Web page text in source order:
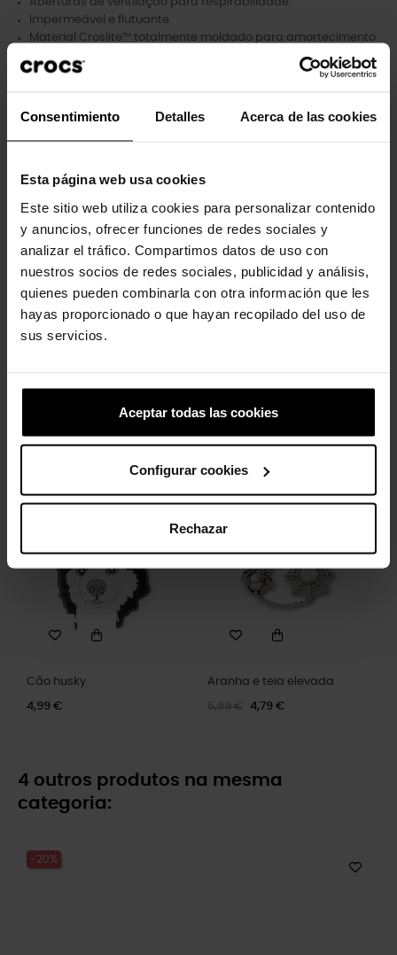
Consentimiento Detalles Acerca de las cookies
Esta página web usa cookies
Este sitio web utiliza cookies para personalizar contenido
y anuncios, ofrecer funciones de redes sociales y
analizar el tráfico. Compartimos datos de uso con
nuestros socios de redes sociales, publicidad y análisis,
quienes pueden combinarla con otra información que les
hayas proporcionado o que hayan recopilado del uso de
sus servicios.
Aceptar todas las cookies
Configurar cookies
Rechazar
Impermeável e flutuante.
Material Croslite™ totalmente moldado para amortecimento
Tira giratória no calcanhar para um ajuste mais seguro.
Clientes que compraram este
produto também compraram:
Cão husky
4,99 €
Aranha e teia elevada
5,99 € 4,79 €
4 outros produtos na mesma
categoria:
-20%